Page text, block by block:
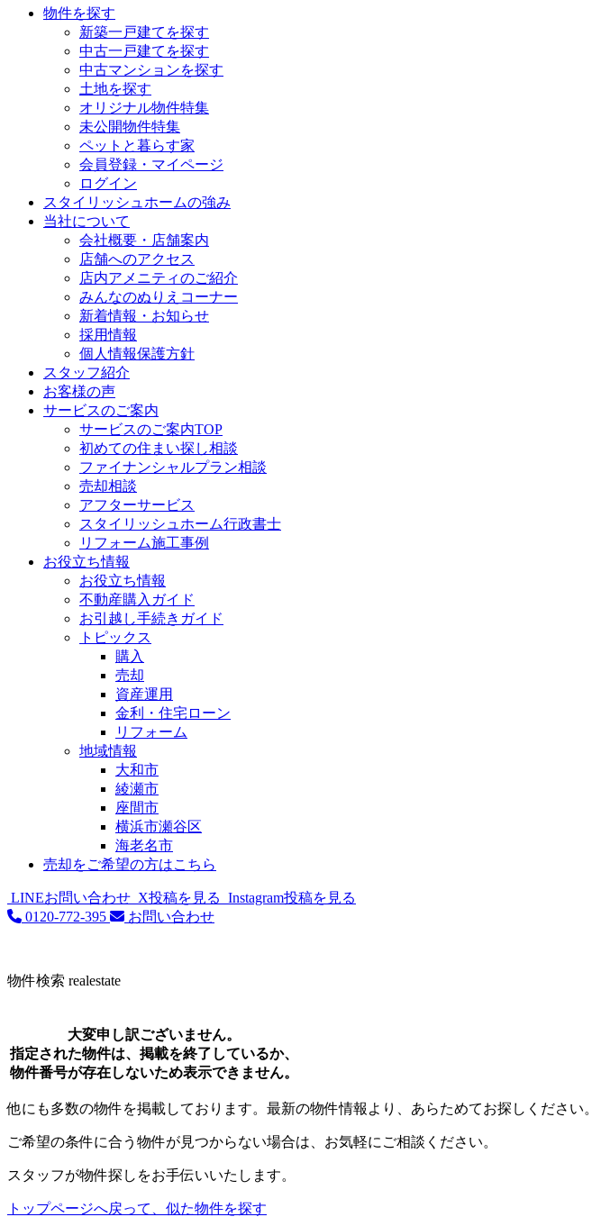
物件を探す
新築一戸建てを探す
中古一戸建てを探す
中古マンションを探す
土地を探す
オリジナル物件特集
未公開物件特集
ペットと暮らす家
会員登録・マイページ
ログイン
スタイリッシュホームの強み
当社について
会社概要・店舗案内
店舗へのアクセス
店内アメニティのご紹介
みんなのぬりえコーナー
新着情報・お知らせ
採用情報
個人情報保護方針
スタッフ紹介
お客様の声
サービスのご案内
サービスのご案内TOP
初めての住まい探し相談
ファイナンシャルプラン相談
売却相談
アフターサービス
スタイリッシュホーム行政書士
リフォーム施工事例
お役立ち情報
お役立ち情報
不動産購入ガイド
お引越し手続きガイド
トピックス
購入
売却
資産運用
金利・住宅ローン
リフォーム
地域情報
大和市
綾瀬市
座間市
横浜市瀬谷区
海老名市
売却をご希望の方はこちら
LINEお問い合わせ X投稿を見る Instagram投稿を見る
0120-772-395
お問い合わせ
物件検索 realestate
大変申し訳ございません。
指定された物件は、掲載を終了しているか、
物件番号が存在しないため表示できません。
他にも多数の物件を掲載しております。最新の物件情報より、あらためてお探しください。
ご希望の条件に合う物件が見つからない場合は、お気軽にご相談ください。
スタッフが物件探しをお手伝いいたします。
トップページへ戻って、似た物件を探す